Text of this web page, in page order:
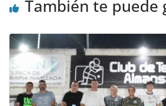
También te puede